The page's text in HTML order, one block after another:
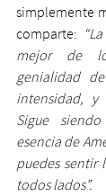
simplemente
comparte:
mejor de
genialidad
intensidad, y
Sigue
esencia de
puedes sentir
todos lados”.